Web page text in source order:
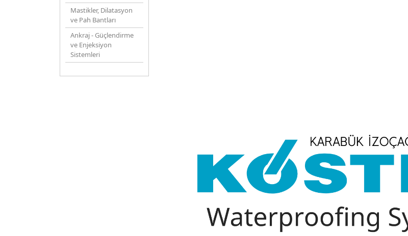
Mastikler, Dilatasyon
ve Pah Bantları
Ankraj - Güçlendirme
ve Enjeksiyon
Sistemleri